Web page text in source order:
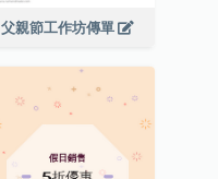
父親節工作坊傳單